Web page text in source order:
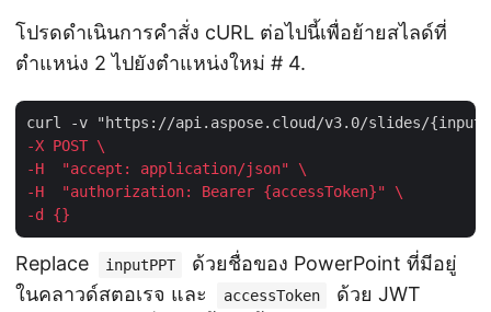
โปรดดำเนินการคำสั่ง cURL ต่อไปนี้เพื่อย้ายสไลด์ที่
ตำแหน่ง 2 ไปยังตำแหน่งใหม่ # 4.
-X POST \
-H  "accept: application/json" \
-H  "authorization: Bearer {accessToken}" \
-d {}
Replace inputPPT
ด้วยชื่อของ PowerPoint ที่มีอยู่
ในคลาวด์สตอเรจ และ
accessToken
ด้วย JWT